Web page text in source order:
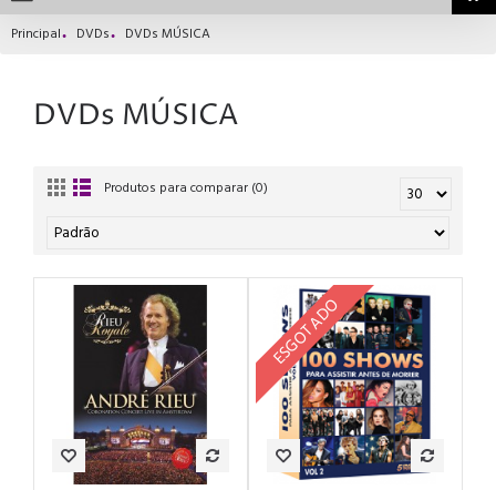
Principal DVDs DVDs MÚSICA
DVDs MÚSICA
Produtos para comparar (0)
ESGOTADO